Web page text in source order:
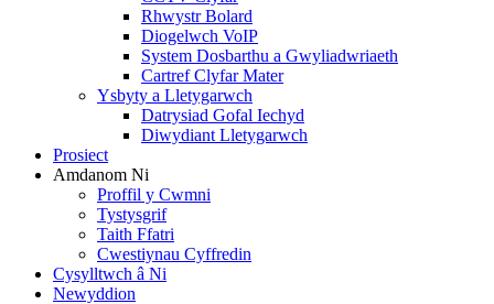
Rhwystr Bolard
Diogelwch VoIP
System Dosbarthu a Gwyliadwriaeth
Cartref Clyfar Mater
Ysbyty a Lletygarwch
Datrysiad Gofal Iechyd
Diwydiant Lletygarwch
Prosiect
Amdanom Ni
Proffil y Cwmni
Tystysgrif
Taith Ffatri
Cwestiynau Cyffredin
Cysylltwch â Ni
Newyddion